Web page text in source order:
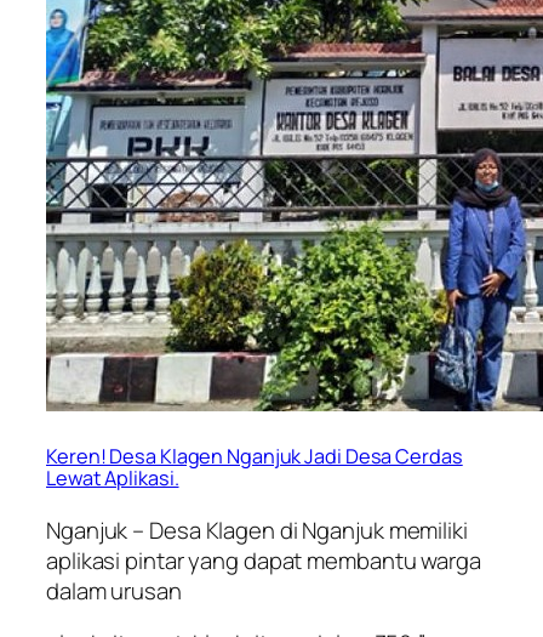
Keren! Desa Klagen Nganjuk Jadi Desa Cerdas
Lewat Aplikasi.
Nganjuk – Desa Klagen di Nganjuk memiliki
aplikasi pintar yang dapat membantu warga
dalam urusan